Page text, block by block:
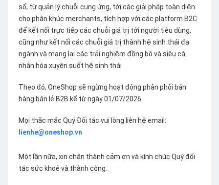
số, từ quản lý chuỗi cung ứng, tới các giải pháp toàn diện
cho phân khúc merchants, tích hợp với các platform B2C
để kết nối trực tiếp các chuỗi giá trị tới người tiêu dùng,
cũng như kết nối các chuỗi giá trị thành hệ sinh thái đa
ngành và mang lại các trải nghiệm đồng bộ và siêu cá
nhân hóa xuyên suốt hệ sinh thái
Theo đó, OneShop sẽ ngừng hoạt động phân phối bán
hàng bán lẻ B2B kể từ ngày 01/07/2026.
Mọi thắc mắc Quý Đối tác vui lòng liên hệ email:
lienhe@oneshop.vn
Một lần nữa, xin chân thành cảm ơn và kính chúc Quý đối
tác sức khoẻ và thành công.